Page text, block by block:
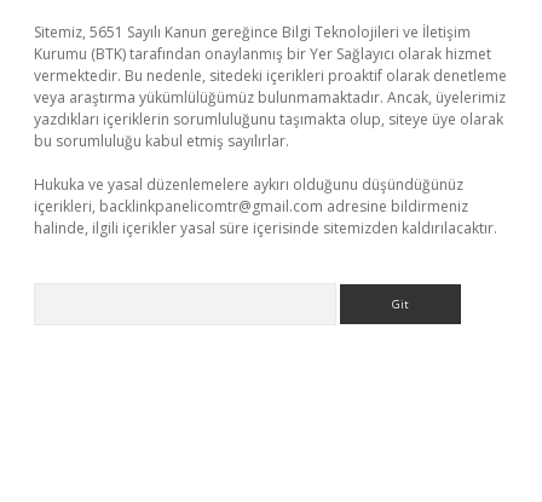
Sitemiz, 5651 Sayılı Kanun gereğince Bilgi Teknolojileri ve İletişim
Kurumu (BTK) tarafından onaylanmış bir Yer Sağlayıcı olarak hizmet
vermektedir. Bu nedenle, sitedeki içerikleri proaktif olarak denetleme
veya araştırma yükümlülüğümüz bulunmamaktadır. Ancak, üyelerimiz
yazdıkları içeriklerin sorumluluğunu taşımakta olup, siteye üye olarak
bu sorumluluğu kabul etmiş sayılırlar.
Hukuka ve yasal düzenlemelere aykırı olduğunu düşündüğünüz
içerikleri, backlinkpanelicomtr@gmail.com adresine bildirmeniz
halinde, ilgili içerikler yasal süre içerisinde sitemizden kaldırılacaktır.